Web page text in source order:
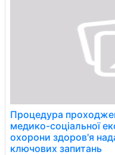
Процедура
медико-соціальної
охорони здоров'я
ключових запитань